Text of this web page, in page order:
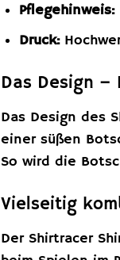
Pflegehinweis:
Druck:
Das Design –
Das Design des
einer süßen
So wird die
Vielseitig
Der Shirtracer